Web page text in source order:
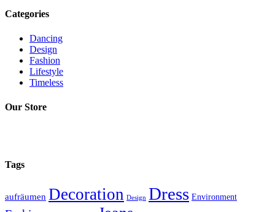
Categories
Dancing
Design
Fashion
Lifestyle
Timeless
Our Store
Tags
aufräumen Decoration Design Dress Environment